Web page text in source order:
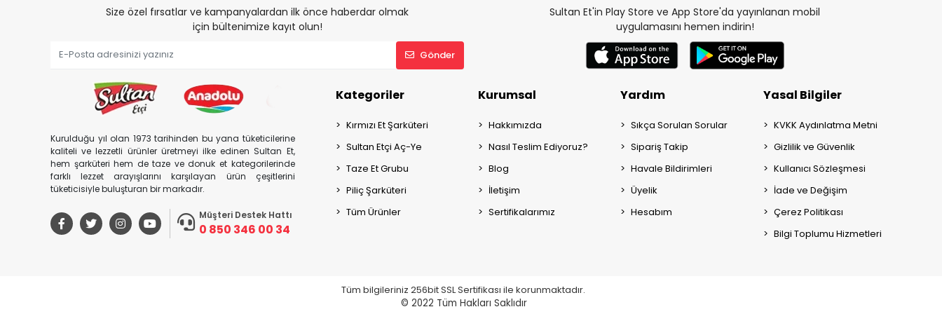
Size özel fırsatlar ve kampanyalardan ilk önce haberdar olmak
için bültenimize kayıt olun!
Gönder
Sultan Et'in Play Store ve App Store'da yayınlanan mobil
uygulamasını hemen indirin!
Kurulduğu yıl olan 1973 tarihinden bu yana tüketicilerine
kaliteli ve lezzetli ürünler üretmeyi ilke edinen Sultan Et,
hem şarküteri hem de taze ve donuk et kategorilerinde
farklı lezzet arayışlarını karşılayan ürün çeşitlerini
tüketicisiyle buluşturan bir markadır.
Müşteri Destek Hattı
0 850 346 00 34
Kategoriler
Kırmızı Et Şarküteri
Sultan Etçi Aç-Ye
Taze Et Grubu
Piliç Şarküteri
Tüm Ürünler
Kurumsal
Hakkımızda
Nasıl Teslim Ediyoruz?
Blog
İletişim
Sertifikalarımız
Yardım
Sıkça Sorulan Sorular
Sipariş Takip
Havale Bildirimleri
Üyelik
Hesabım
Yasal Bilgiler
KVKK Aydınlatma Metni
Gizlilik ve Güvenlik
Kullanıcı Sözleşmesi
İade ve Değişim
Çerez Politikası
Bilgi Toplumu Hizmetleri
Tüm bilgileriniz 256bit SSL Sertifikası ile korunmaktadır.
© 2022 Tüm Hakları Saklıdır